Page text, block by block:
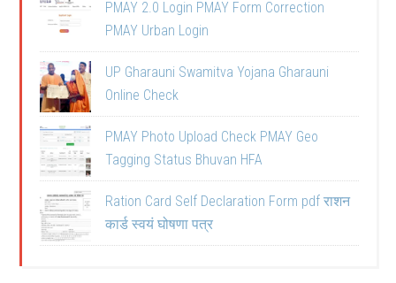
PMAY 2.0 Login PMAY Form Correction
PMAY Urban Login
UP Gharauni Swamitva Yojana Gharauni
Online Check
PMAY Photo Upload Check PMAY Geo
Tagging Status Bhuvan HFA
Ration Card Self Declaration Form pdf राशन
कार्ड स्वयं घोषणा पत्र